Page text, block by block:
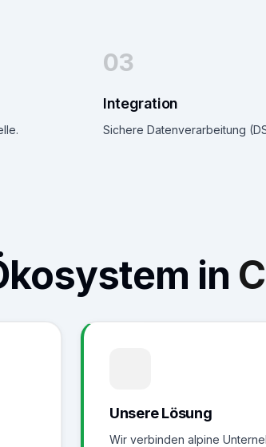
03
Integration
Sichere Datenverarbeitung
in
Unsere Lösung
Wir verbinden alpine